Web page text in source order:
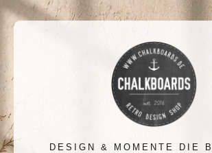
DESIGN & MOMENTE DIE